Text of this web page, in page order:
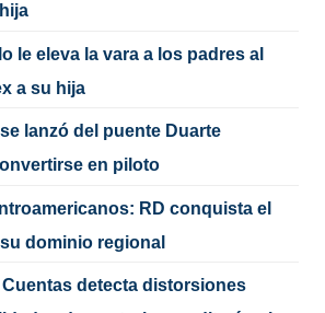
le eleva la vara a los padres al
a su hija
lanzó del puente Duarte
en piloto
RD conquista el
dominio regional
Cuentas detecta distorsiones